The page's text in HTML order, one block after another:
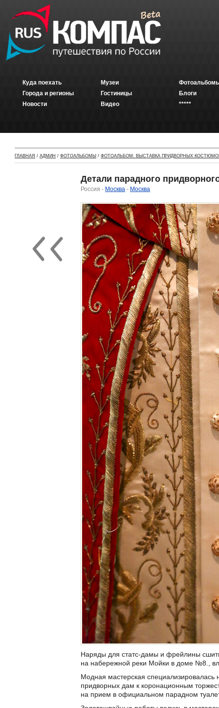
Куда поехать
Города и регионы
Новости
Музеи
Гостиницы
Видео
Блоги
*****
ГЛАВНАЯ / АДМИН / ФОТОАЛЬБОМЫ / ФОТОАЛЬБОМ: ВЫСТАВКА ПРИДВОРНЫХ
Детали парадного
Россия - Москва - Москва
Наряды для статс-дамы и фрейлины
на набережной реки Мойки в доме №8.,
Модная мастерская
придворных дам к коронационным
на прием в официальном парадном